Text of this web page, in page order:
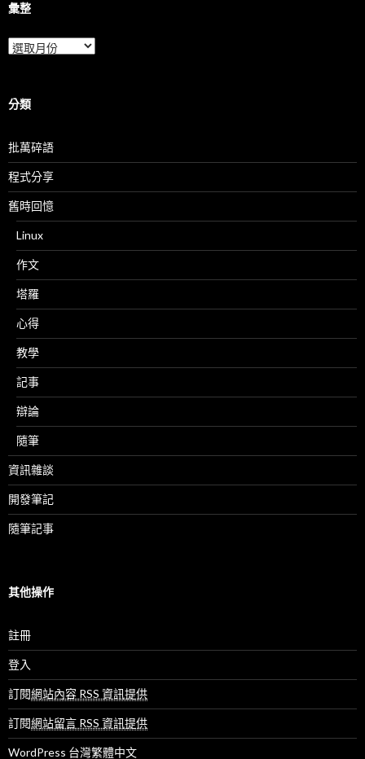
彙整
彙
整
分類
批萬碎語
程式分享
舊時回憶
Linux
作文
塔羅
心得
教學
記事
辯論
隨筆
資訊雜談
開發筆記
隨筆記事
其他操作
註冊
登入
訂閱網站內容 RSS 資訊提供
訂閱網站留言 RSS 資訊提供
WordPress 台灣繁體中文